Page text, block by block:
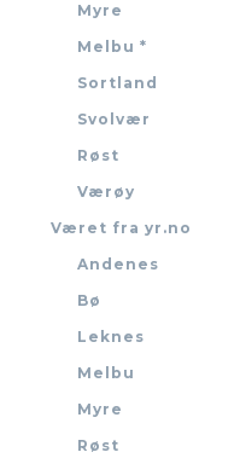
Myre
Melbu *
Sortland
Svolvær
Røst
Værøy
Været fra yr.no
Andenes
Bø
Leknes
Melbu
Myre
Røst